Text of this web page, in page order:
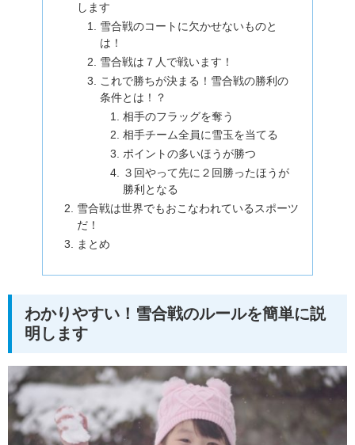
します
雪合戦のコートに欠かせないものと
は！
雪合戦は７人で戦います！
これで勝ちが決まる！雪合戦の勝利の
条件とは！？
相手のフラッグを奪う
相手チーム全員に雪玉を当てる
ポイントの多いほうが勝つ
３回やって先に２回勝ったほうが
勝利となる
雪合戦は世界でもおこなわれているスポーツ
だ！
まとめ
わかりやすい！雪合戦のルールを簡単に説
明します